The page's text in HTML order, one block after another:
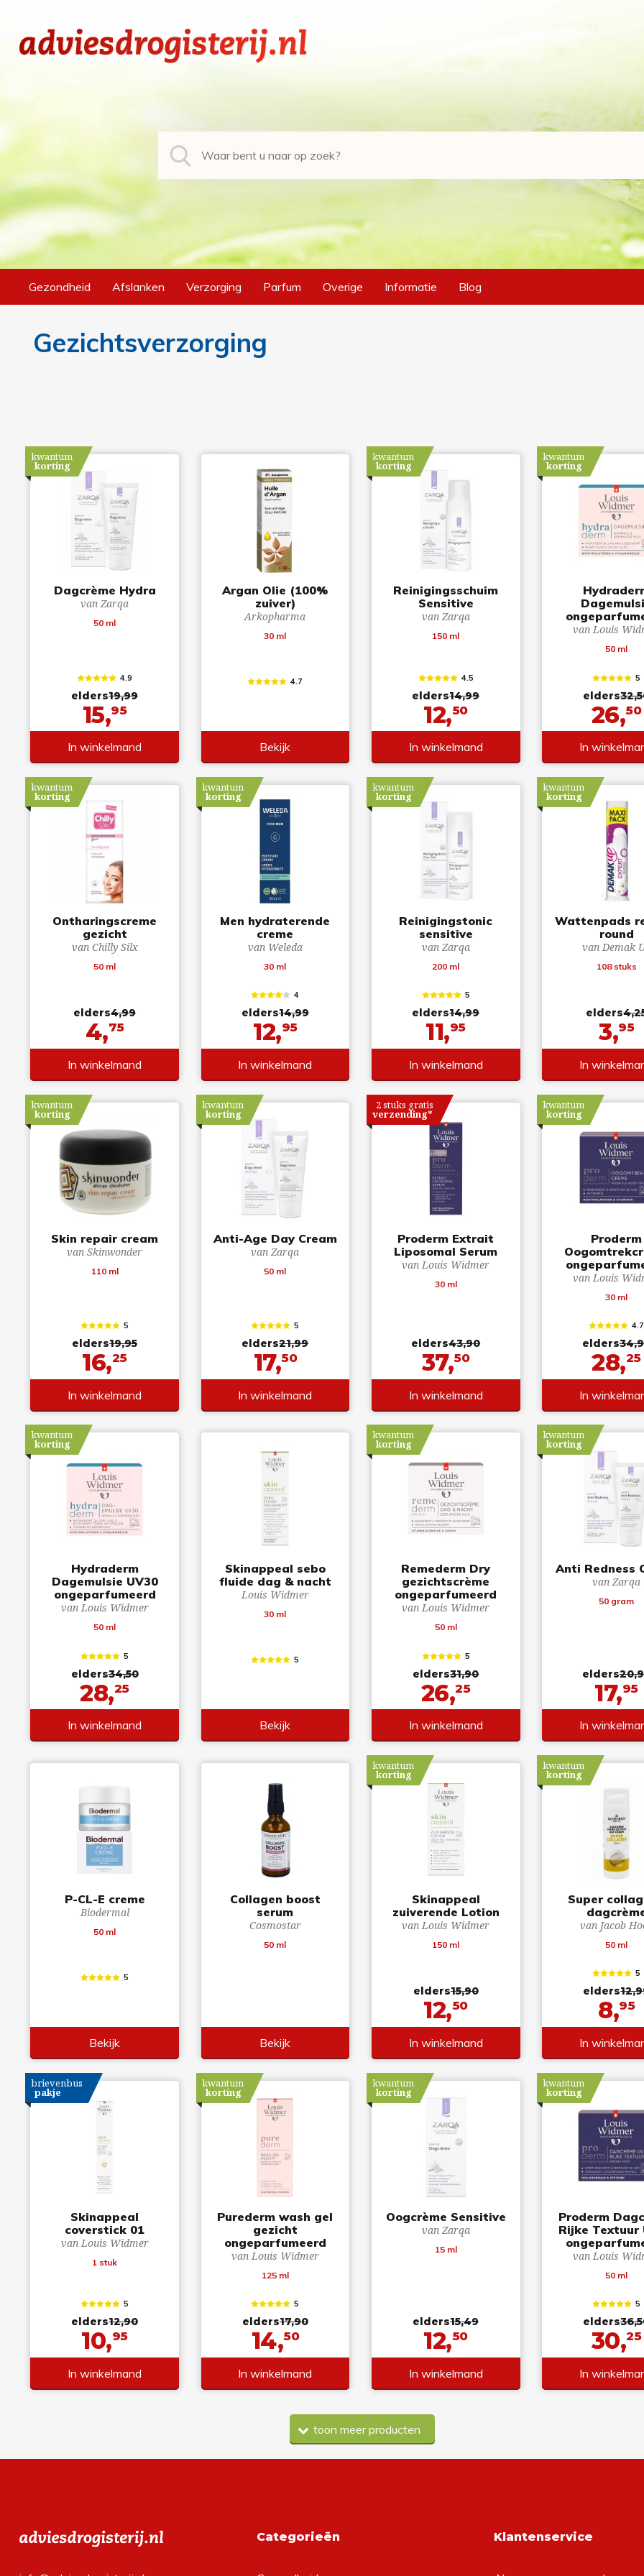
Gezondheid Afslanken Verzorging Parfum Overige Informatie Blog
Gezichtsverzorging
Dagcrème Hydra
van Zarqa
50 ml
kwantum
korting
4.9
elders19,99
15,95
In winkelmand
Argan Olie (100%
zuiver)
Arkopharma
30 ml
4.7
Bekijk
Reinigingsschuim
Sensitive
van Zarqa
150 ml
kwantum
korting
4.5
elders14,99
12,50
In winkelmand
van Louis
50 ml
kwantum
korting
5
elders
26,50
In
Ontharingscreme
gezicht
van Chilly Silx
50 ml
kwantum
korting
elders4,99
4,75
In winkelmand
Men hydraterende
creme
van Weleda
30 ml
kwantum
korting
4
elders14,99
12,95
In winkelmand
Reinigingstonic
sensitive
van Zarqa
200 ml
kwantum
korting
5
elders14,99
11,95
In winkelmand
Wattenpads
round
van Demak
108 stuks
kwantum
korting
elders
3,95
In
Skin repair cream
van Skinwonder
110 ml
kwantum
korting
5
elders19,95
16,25
In winkelmand
Anti-Age Day Cream
van Zarqa
50 ml
kwantum
korting
5
elders21,99
17,50
In winkelmand
Proderm Extrait
Liposomal Serum
van Louis Widmer
30 ml
2 stuks gratis
verzending*
elders43,90
37,50
In winkelmand
Proderm
van Louis
30 ml
kwantum
korting
4.7
elders
28,25
In
Hydraderm
Dagemulsie UV30
ongeparfumeerd
van Louis Widmer
50 ml
kwantum
korting
5
elders34,50
28,25
In winkelmand
Skinappeal sebo
fluide dag & nacht
Louis Widmer
30 ml
5
Bekijk
Remederm Dry
gezichtscrème
ongeparfumeerd
van Louis Widmer
50 ml
kwantum
korting
5
elders31,90
26,25
In winkelmand
Anti Redness
van Zarqa
50 gram
kwantum
korting
elders
17,95
In
P-CL-E creme
Biodermal
50 ml
5
Bekijk
Collagen boost
serum
Cosmostar
50 ml
Bekijk
Skinappeal
zuiverende Lotion
van Louis Widmer
150 ml
kwantum
korting
elders15,90
12,50
In winkelmand
Super
van Jacob
50 ml
kwantum
korting
5
elders
8,95
In
Skinappeal
coverstick 01
van Louis Widmer
1 stuk
brievenbus
pakje
5
elders12,90
10,95
In winkelmand
Purederm wash gel
gezicht
ongeparfumeerd
van Louis Widmer
125 ml
kwantum
korting
5
elders17,90
14,50
In winkelmand
Oogcrème Sensitive
van Zarqa
15 ml
kwantum
korting
elders15,49
12,50
In winkelmand
Proderm
Rijke Textuur
van Louis
50 ml
kwantum
korting
5
elders
30,25
In
toon meer producten
Categorieën Klantenservice